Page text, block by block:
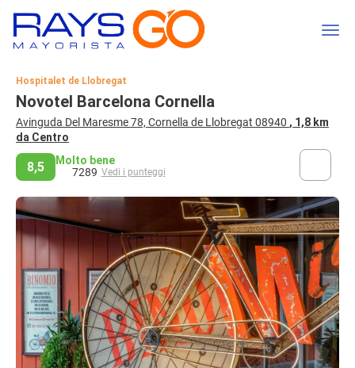
Hospitalet de Llobregat
Novotel Barcelona Cornella
Avinguda Del Maresme 78, Cornella de Llobregat 08940 , 1,8 km
da Centro
8,5
Molto bene
7289 Vedi i punteggi